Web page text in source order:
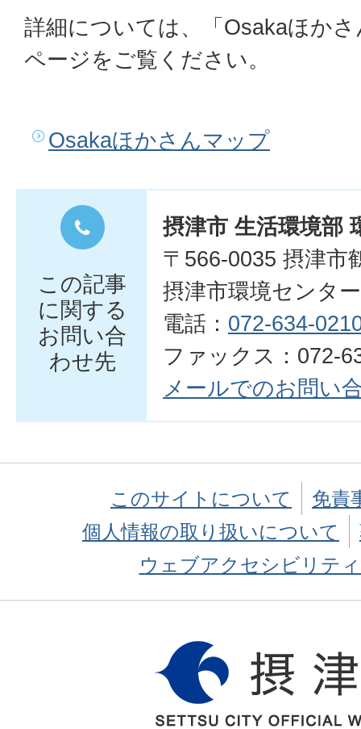
詳細については、「Osakaほか
ページをご覧ください。
Osakaほかさんマップ
この記事
に関する
お問い合
わせ先
摂津市 生活環境部
〒566-0035 摂津市
摂津市環境センタ
電話： 072-634-
ファックス：072-
メールでのお問い
このサイトについて
免責
個人情報の取り扱いについて
ウェブアクセシビリテ